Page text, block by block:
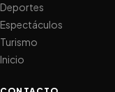
Deportes
Espectáculos
Turismo
Inicio